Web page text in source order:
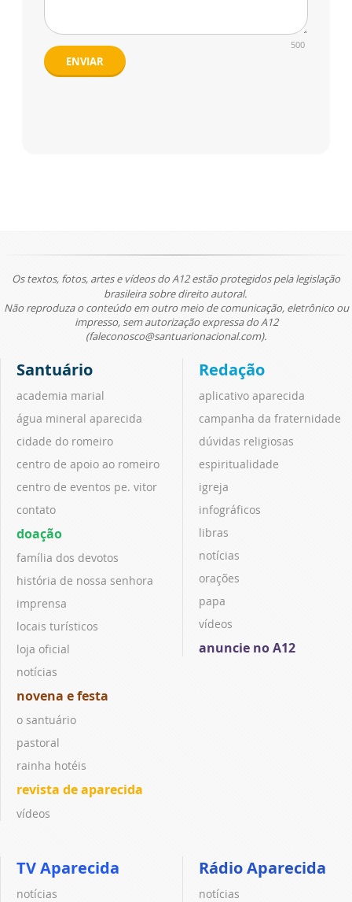
500
ENVIAR
Os textos, fotos, artes e vídeos do A12 estão protegidos pela legislação
brasileira sobre direito autoral.
Não reproduza o conteúdo em outro meio de comunicação, eletrônico ou
impresso, sem autorização expressa do A12
(faleconosco@santuarionacional.com).
Santuário
academia marial
água mineral aparecida
cidade do romeiro
centro de apoio ao romeiro
centro de eventos pe. vitor
contato
doação
família dos devotos
história de nossa senhora
imprensa
locais turísticos
loja oficial
notícias
novena e festa
o santuário
pastoral
rainha hotéis
revista de aparecida
vídeos
Redação
aplicativo aparecida
campanha da fraternidade
dúvidas religiosas
espiritualidade
igreja
infográficos
libras
notícias
orações
papa
vídeos
anuncie no A12
TV Aparecida
notícias
Rádio Aparecida
notícias